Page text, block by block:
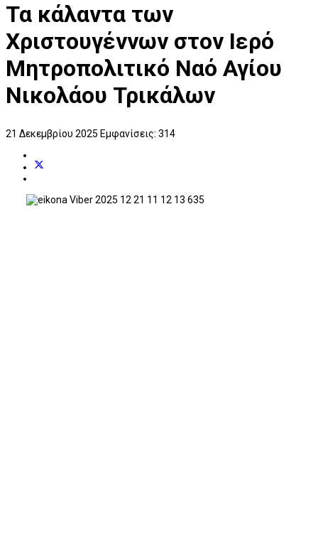
Τα κάλαντα των
Χριστουγέννων στον Ιερό
Μητροπολιτικό Ναό Αγίου
Νικολάου Τρικάλων
21 Δεκεμβρίου 2025 Εμφανίσεις: 314